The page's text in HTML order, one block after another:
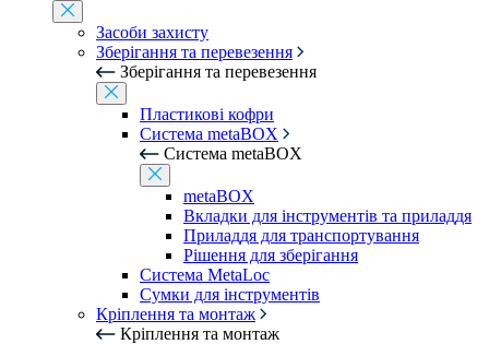
Засоби захисту
Зберігання та перевезення
Зберігання та перевезення
Пластикові кофри
Система metaBOX
Система metaBOX
metaBOX
Вкладки для інструментів та приладдя
Приладдя для транспортування
Рішення для зберігання
Система MetaLoc
Сумки для інструментів
Кріплення та монтаж
Кріплення та монтаж